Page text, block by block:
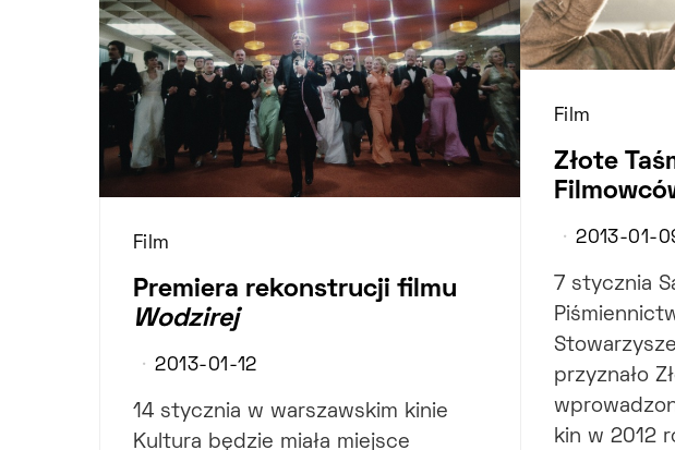
Film
Premiera rekonstrucji filmu
Wodzirej
2013-01-12
14 stycznia w warszawskim kinie
Kultura będzie miała miejsce
Film
Złote
2013-01-
7 stycznia
przyznało
kin w 2012